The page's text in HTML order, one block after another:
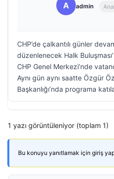
A admin
CHP’de çalkantılı günler
düzenlenecek Halk
CHP Genel Merkezi’nde
Aynı gün aynı saatte Özgür
Başkanlığı’nda programa
1 yazı görüntüleniyor (toplam 1)
Bu konuyu yanıtlamak için giriş